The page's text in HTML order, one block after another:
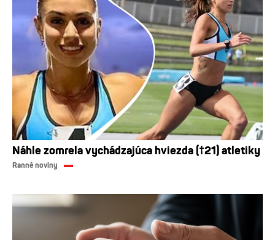
Náhle zomrela vychádzajúca hviezda (†21) atletiky
Ranné noviny